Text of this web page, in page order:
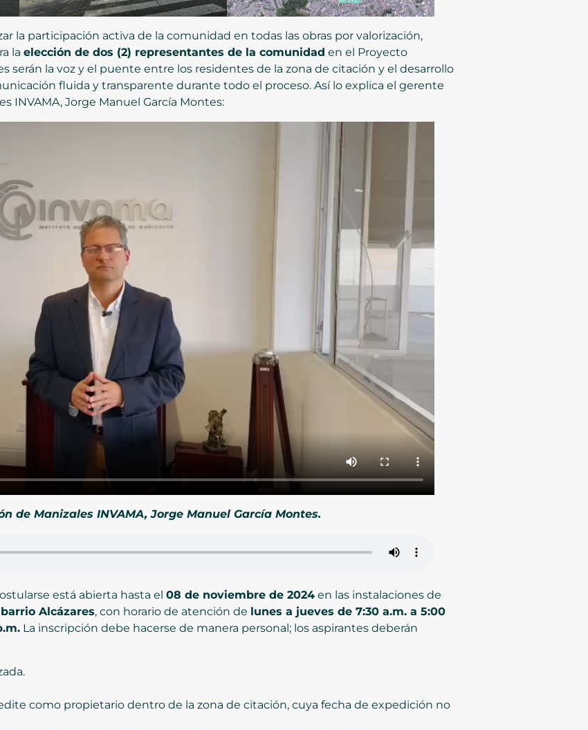
la participación activa de la comunidad en todas las obras por valorización,
la elección de dos (2) representantes de la comunidad en el Proyecto
serán la voz y el puente entre los residentes de la zona de citación y el desarrollo
fluida y transparente durante todo el proceso. Así lo explica el gerente
INVAMA, Jorge Manuel García Montes:
de Manizales INVAMA, Jorge Manuel García Montes.
está abierta hasta el 08 de noviembre de 2024 en las instalaciones de
Alcázares, con horario de atención de lunes a jueves de 7:30 a.m. a 5:00
La inscripción debe hacerse de manera personal; los aspirantes deberán
como propietario dentro de la zona de citación, cuya fecha de expedición no